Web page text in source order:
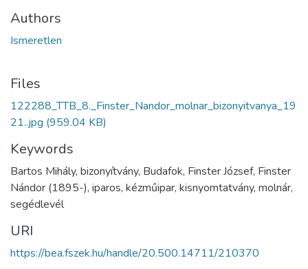
Authors
Ismeretlen
Files
122288_TTB_8._Finster_Nandor_molnar_bizonyitvanya_19
21..jpg (959.04 KB)
Keywords
Bartos Mihály, bizonyítvány, Budafok, Finster József, Finster
Nándor (1895-), iparos, kézműipar, kisnyomtatvány, molnár,
segédlevél
URI
https://bea.fszek.hu/handle/20.500.14711/210370